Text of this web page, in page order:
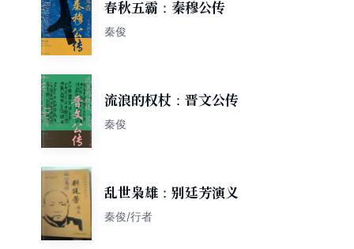
春秋五霸：秦穆公传
秦俊
流浪的权杖：晋文公传
秦俊
乱世枭雄：别廷芳演义
秦俊/行者